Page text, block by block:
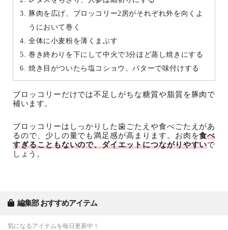
豚肉を広げ、ブロッコリー2房がそれぞれ外を向くよ
うにおいて巻く
全体に小麦粉を薄くまぶす
巻き終わりを下にして中火で3分ほど蒸し焼きにする
焼き目がついたら塩コショウ、バターで味付けする
ブロッコリーだけでは不足しがちな糖質や脂質を豚肉で
補います。
ブロッコリーはしっかりした歯ごたえや食べごたえがあ
るので、少しの量でも満足感が高まります。お肉を食べ
すぎることもないので、ダイエットにつながりやすいで
しょう。
編集部 おすすめアイテム
気になるアイテムを毎日更新中！